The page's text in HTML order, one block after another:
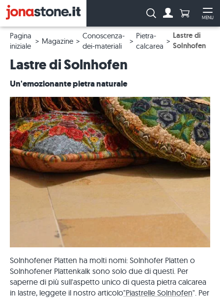
MENU
Ricerca: Numero di
Pagina
iniziale
Magazine
Conoscenza-
dei-materiali
Pietra-
calcarea
Lastre di
Solnhofen
Lastre di Solnhofen
Un'emozionante pietra naturale
Solnhofener Platten ha molti nomi: Solnhofer Platten o
Solnhofener Plattenkalk sono solo due di questi. Per
saperne di più sull'aspetto unico di questa pietra calcarea
in lastre, leggete il nostro articolo"Piastrelle Solnhofen". Per